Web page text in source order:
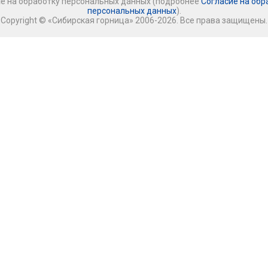
персональных данных).
Copyright © «Сибирская горница» 2006-2026. Все права защищены.